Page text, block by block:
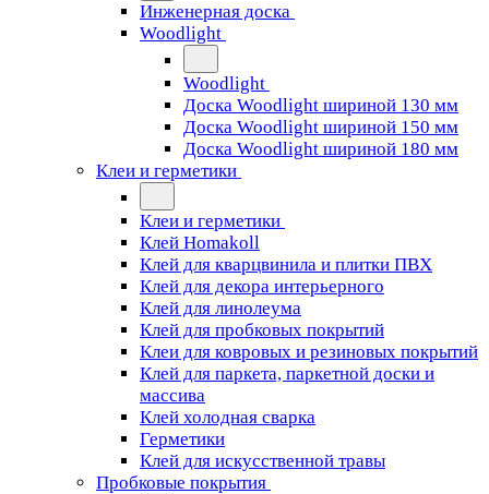
Инженерная доска
Woodlight
Woodlight
Доска Woodlight шириной 130 мм
Доска Woodlight шириной 150 мм
Доска Woodlight шириной 180 мм
Клеи и герметики
Клеи и герметики
Клей Homakoll
Клей для кварцвинила и плитки ПВХ
Клей для декора интерьерного
Клей для линолеума
Клей для пробковых покрытий
Клеи для ковровых и резиновых покрытий
Клей для паркета, паркетной доски и
массива
Клей холодная сварка
Герметики
Клей для искусственной травы
Пробковые покрытия